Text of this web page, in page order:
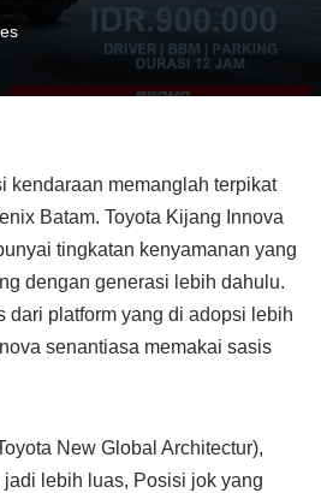
kendaraan memanglah terpikat
Batam. Toyota Kijang Innova
tingkatan kenyamanan yang
dengan generasi lebih dahulu.
dari platform yang di adopsi lebih
senantiasa memakai sasis
New Global Architectur),
lebih luas, Posisi jok yang